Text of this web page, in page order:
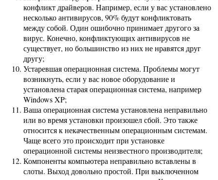
конфликт драйверов. Например, если у вас установлено
несколько антивирусов, 90% будут конфликтовать
между собой. Один ошибочно принимает другого за
вирус. Конечно, конфликтующих антивирусов не
существует, но большинство из них не нравятся друг
другу;
Устаревшая операционная система. Проблемы могут
возникнуть, если у вас новое оборудование и
установлена ​​старая операционная система, например
Windows XP;
Ваша операционная система установлена ​​неправильно
или во время установки произошел сбой. Это также
относится к некачественным операционным системам.
Чаще всего это происходит при установке
операционной системы неизвестного производителя;
Компоненты компьютера неправильно вставлены в
слоты. Выход довольно простой. При выключенном